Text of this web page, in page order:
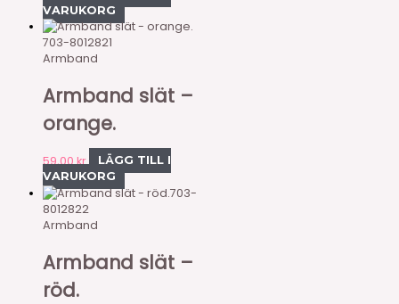
VARUKORG
703-8012821
Armband
Armband slät –
orange.
59,00kr
LÄGG TILL I
VARUKORG
703-
8012822
Armband
Armband slät –
röd.